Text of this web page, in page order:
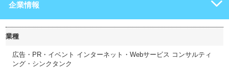
企業情報
業種
広告・PR・イベント インターネット・Webサービス コンサルティ
ング・シンクタンク